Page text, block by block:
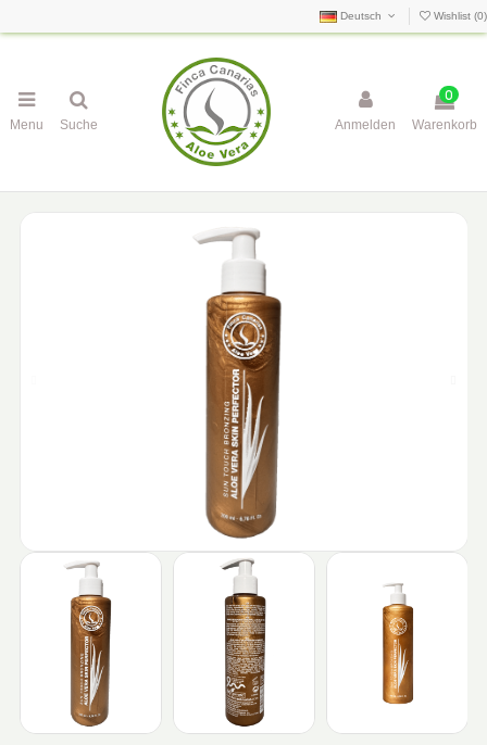
Deutsch Wishlist (0)
Menu Suche Anmelden
0
Warenkorb